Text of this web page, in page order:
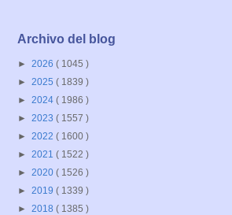
Archivo del blog
► 2026 ( 1045 )
► 2025 ( 1839 )
► 2024 ( 1986 )
► 2023 ( 1557 )
► 2022 ( 1600 )
► 2021 ( 1522 )
► 2020 ( 1526 )
► 2019 ( 1339 )
► 2018 ( 1385 )